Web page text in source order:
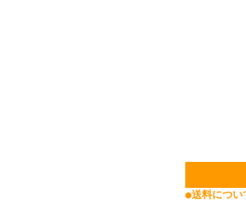
●送料につい